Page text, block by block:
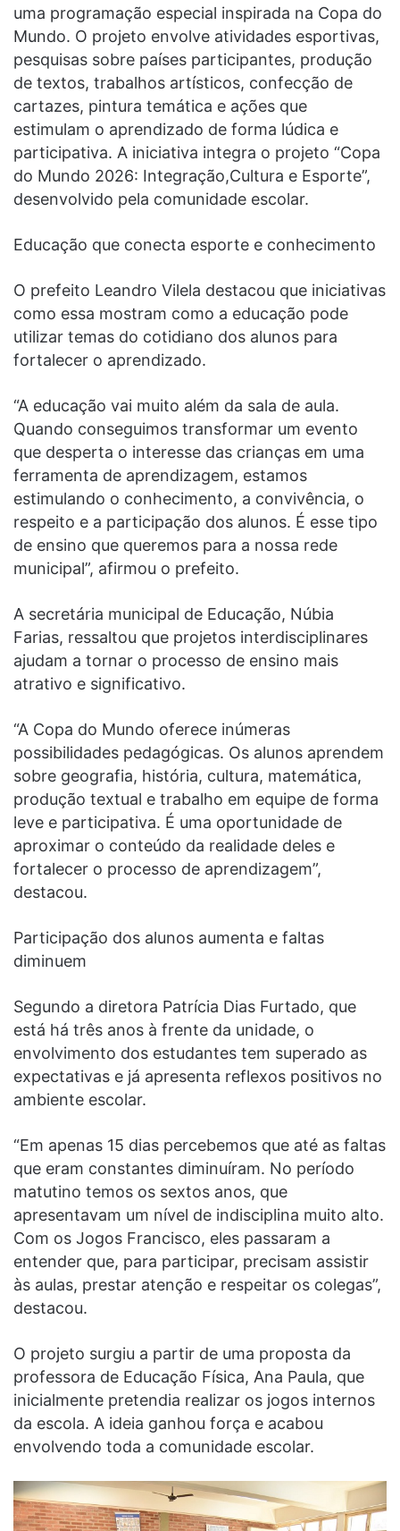
uma programação especial inspirada na Copa do
Mundo. O projeto envolve atividades esportivas,
pesquisas sobre países participantes, produção
de textos, trabalhos artísticos, confecção de
cartazes, pintura temática e ações que
estimulam o aprendizado de forma lúdica e
participativa. A iniciativa integra o projeto “Copa
do Mundo 2026: Integração,Cultura e Esporte”,
desenvolvido pela comunidade escolar.
Educação que conecta esporte e conhecimento
O prefeito Leandro Vilela destacou que iniciativas
como essa mostram como a educação pode
utilizar temas do cotidiano dos alunos para
fortalecer o aprendizado.
“A educação vai muito além da sala de aula.
Quando conseguimos transformar um evento
que desperta o interesse das crianças em uma
ferramenta de aprendizagem, estamos
estimulando o conhecimento, a convivência, o
respeito e a participação dos alunos. É esse tipo
de ensino que queremos para a nossa rede
municipal”, afirmou o prefeito.
A secretária municipal de Educação, Núbia
Farias, ressaltou que projetos interdisciplinares
ajudam a tornar o processo de ensino mais
atrativo e significativo.
“A Copa do Mundo oferece inúmeras
possibilidades pedagógicas. Os alunos aprendem
sobre geografia, história, cultura, matemática,
produção textual e trabalho em equipe de forma
leve e participativa. É uma oportunidade de
aproximar o conteúdo da realidade deles e
fortalecer o processo de aprendizagem”,
destacou.
Participação dos alunos aumenta e faltas
diminuem
Segundo a diretora Patrícia Dias Furtado, que
está há três anos à frente da unidade, o
envolvimento dos estudantes tem superado as
expectativas e já apresenta reflexos positivos no
ambiente escolar.
“Em apenas 15 dias percebemos que até as faltas
que eram constantes diminuíram. No período
matutino temos os sextos anos, que
apresentavam um nível de indisciplina muito alto.
Com os Jogos Francisco, eles passaram a
entender que, para participar, precisam assistir
às aulas, prestar atenção e respeitar os colegas”,
destacou.
O projeto surgiu a partir de uma proposta da
professora de Educação Física, Ana Paula, que
inicialmente pretendia realizar os jogos internos
da escola. A ideia ganhou força e acabou
envolvendo toda a comunidade escolar.